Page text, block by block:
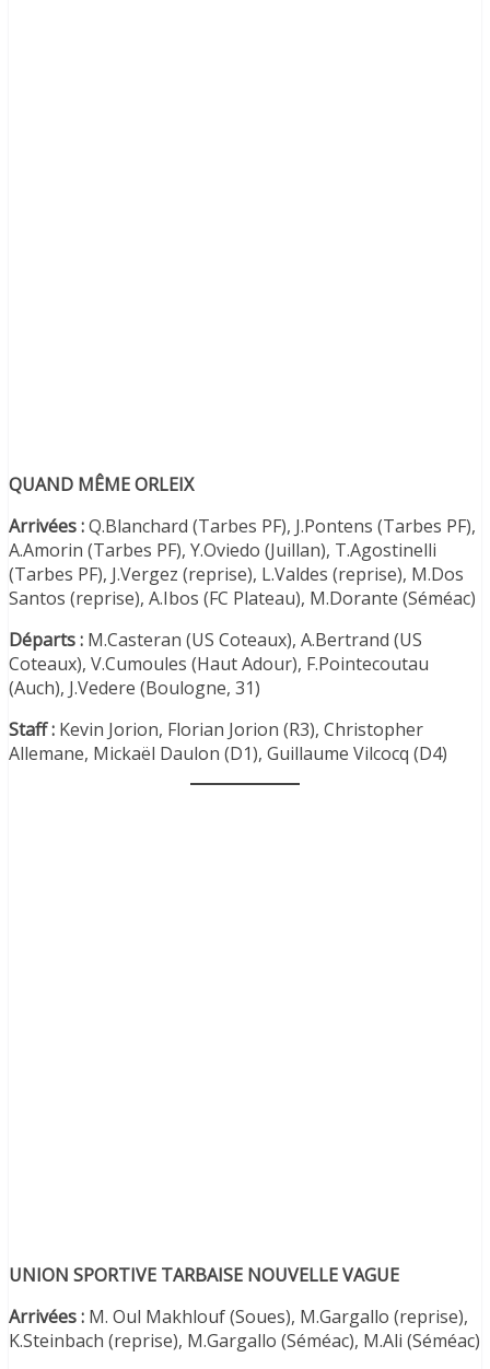
QUAND MÊME ORLEIX
Arrivées :Q.Blanchard (Tarbes PF), J.Pontens (Tarbes PF),
A.Amorin (Tarbes PF), Y.Oviedo (Juillan), T.Agostinelli
(Tarbes PF), J.Vergez (reprise), L.Valdes (reprise), M.Dos
Santos (reprise), A.Ibos (FC Plateau), M.Dorante (Séméac)
Départs : M.Casteran (US Coteaux), A.Bertrand (US
Coteaux), V.Cumoules (Haut Adour), F.Pointecoutau
(Auch), J.Vedere (Boulogne, 31)
Staff : Kevin Jorion, Florian Jorion (R3), Christopher
Allemane, Mickaël Daulon (D1), Guillaume Vilcocq (D4)
UNION SPORTIVE TARBAISE NOUVELLE VAGUE
Arrivées : M. Oul Makhlouf (Soues), M.Gargallo (reprise),
K.Steinbach (reprise), M.Gargallo (Séméac), M.Ali (Séméac)